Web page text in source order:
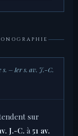
s. – Ier s. av. J.-C.
sur
J.-C. à 51 av.